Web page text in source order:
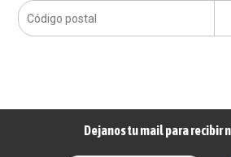
Dejanos tu mail para recibir